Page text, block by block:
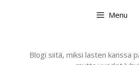
Menu
Blogi siitä, miksi lasten kanssa